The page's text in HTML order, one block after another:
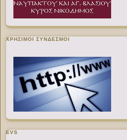
ΧΡΉΣΙΜΟΙ ΣΎΝΔΕΣΜΟΙ
EVS